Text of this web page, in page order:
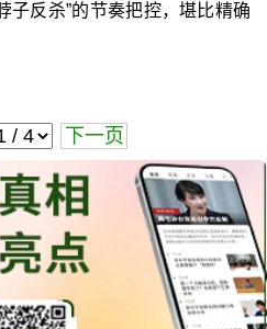
子反杀”的节奏把控，堪比精确
下一页